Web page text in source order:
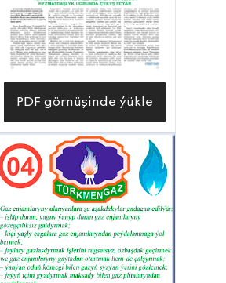
1,4 million kub metre barabary
agyz suwy bolup, galany
we tehniki suwlardyr.
PDF görnüşinde ýükle